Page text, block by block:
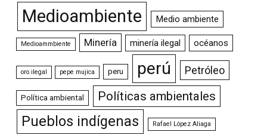
Medioambiente Medio ambiente
Medioammbiente Minería minería ilegal océanos
oro ilegal pepe mujica peru perú Petróleo
Política ambiental Políticas ambientales
Pueblos indígenas Rafael López Aliaga